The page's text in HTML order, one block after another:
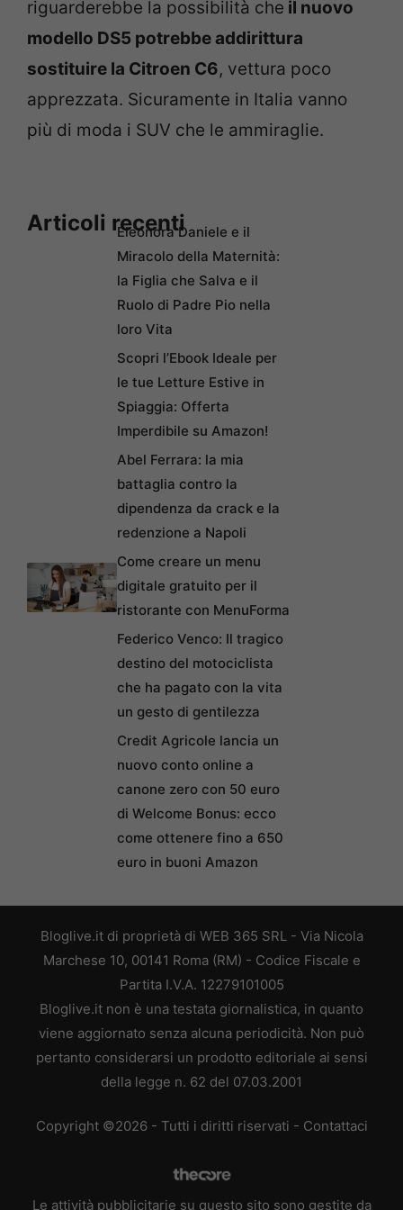
riguarderebbe la possibilità che il nuovo
modello DS5 potrebbe addirittura
sostituire la Citroen C6, vettura poco
apprezzata. Sicuramente in Italia vanno
più di moda i SUV che le ammiraglie.
Articoli recentiEleonora Daniele e il
Miracolo della Maternità:
la Figlia che Salva e il
Ruolo di Padre Pio nella
loro Vita
Scopri l’Ebook Ideale per
le tue Letture Estive in
Spiaggia: Offerta
Imperdibile su Amazon!
Abel Ferrara: la mia
battaglia contro la
dipendenza da crack e la
redenzione a Napoli
Come creare un menu
digitale gratuito per il
ristorante con MenuForma
Federico Venco: Il tragico
destino del motociclista
che ha pagato con la vita
un gesto di gentilezza
Credit Agricole lancia un
nuovo conto online a
canone zero con 50 euro
di Welcome Bonus: ecco
come ottenere fino a 650
euro in buoni Amazon
Bloglive.it di proprietà di WEB 365 SRL - Via Nicola
Marchese 10, 00141 Roma (RM) - Codice Fiscale e
Partita I.V.A. 12279101005
Bloglive.it non è una testata giornalistica, in quanto
viene aggiornato senza alcuna periodicità. Non può
pertanto considerarsi un prodotto editoriale ai sensi
della legge n. 62 del 07.03.2001
Copyright ©2026 - Tutti i diritti riservati - Contattaci
Le attività pubblicitarie su questo sito sono gestite da